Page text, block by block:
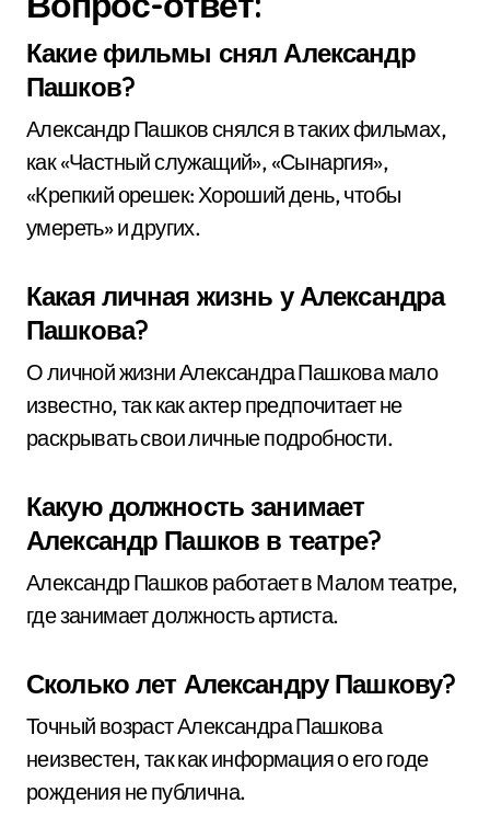
Какие фильмы снял Александр
Пашков?
Александр Пашков снялся в таких фильмах,
как «Частный служащий», «Сынаргия»,
«Крепкий орешек: Хороший день, чтобы
умереть» и других.
Какая личная жизнь у Александра
Пашкова?
О личной жизни Александра Пашкова мало
известно, так как актер предпочитает не
раскрывать свои личные подробности.
Какую должность занимает
Александр Пашков в театре?
Александр Пашков работает в Малом театре,
где занимает должность артиста.
Сколько лет Александру Пашкову?
Точный возраст Александра Пашкова
неизвестен, так как информация о его годе
рождения не публична.